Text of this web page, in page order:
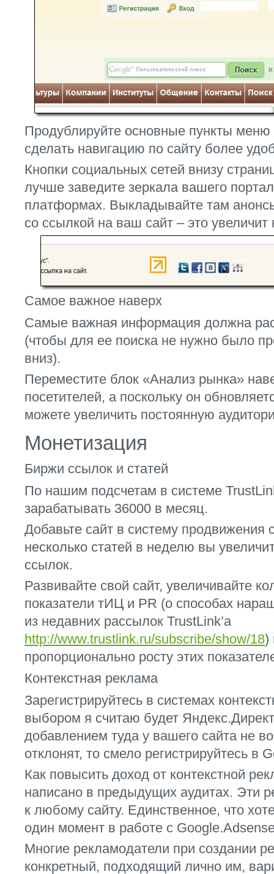
Продублируйте основные пункты
сделать навигацию по сайту более
Кнопки социальных сетей внизу
лучше заведите зеркала вашего
платформах. Выкладывайте там
со ссылкой на ваш сайт – это увеличит
Самое важное наверх
Самые важная информация должна
(чтобы для ее поиска не нужно было
вниз).
Переместите блок «Анализ рынка»
посетителей, а поскольку он
можете увеличить постоянную
Монетизация
Биржи ссылок и статей
По нашим подсчетам в системе
зарабатывать 36000 в месяц.
Добавьте сайт в систему
несколько статей в неделю вы
ссылок.
Развивайте свой сайт, увеличивайте
показатели тИЦ и PR (о способах
из недавних рассылок TrustLink’а
http://www.trustlink.ru/subscribe/show/18)
пропорционально росту этих
Контекстная реклама
Зарегистрируйтесь в системах
выбором я считаю будет
добавлением туда у вашего сайта не
отклонят, то смело регистрируйтесь в
Как повысить доход от контекстной
написано в предыдущих аудитах. Эти
к любому сайту. Единственное, что
один момент в работе с
Многие рекламодатели при создании
конкретный, подходящий лично им,